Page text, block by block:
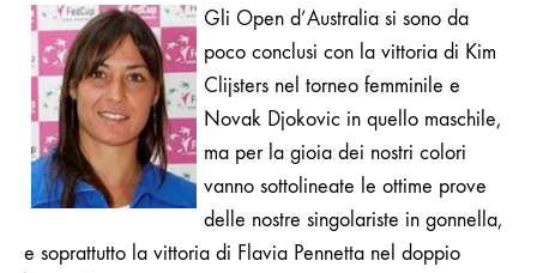
TENNIS
PARLA
SEMPRE
AL
FEMMINILE
Gli Open d’Australia si sono da
poco conclusi con la vittoria di Kim
Clijsters nel torneo femminile e
Novak Djokovic in quello maschile,
ma per la gioia dei nostri colori
vanno sottolineate le ottime prove
delle nostre singolariste in gonnella,
e soprattutto la vittoria di Flavia Pennetta nel doppio